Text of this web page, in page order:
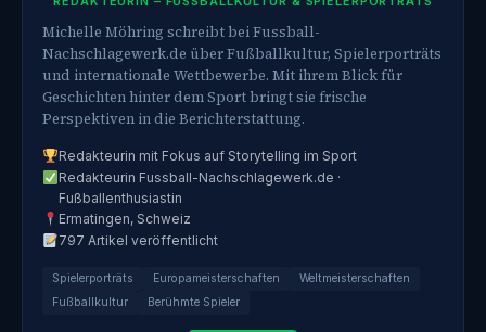
Michelle Möhring schreibt bei Fussball-
Nachschlagewerk.de über Fußballkultur, Spielerporträts
und internationale Wettbewerbe. Mit ihrem Blick für
Geschichten hinter dem Sport bringt sie frische
Perspektiven in die Berichterstattung.
Redakteurin mit Fokus auf Storytelling im Sport
Redakteurin Fussball-Nachschlagewerk.de ·
Fußballenthusiastin
Ermatingen, Schweiz
797 Artikel veröffentlicht
Spielerporträts Europameisterschaften
Weltmeisterschaften
Fußballkultur
Berühmte Spieler